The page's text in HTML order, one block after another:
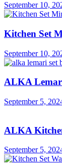
September 10,
Kitchen Set
September 10,
ALKA
September 5,
ALKA
September 5,